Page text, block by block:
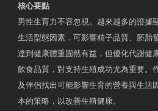
核心要點
男性生育力不容忽視。越來越多的證據
生活型態因素，可影響精子品質、胚胎
達到健康體重固然有益，但優化代謝健
飲食品質，對支持生殖成功尤為重要。
及伴侶找出可能影響生育的營養與生活
本的策略，以改善生殖健康。